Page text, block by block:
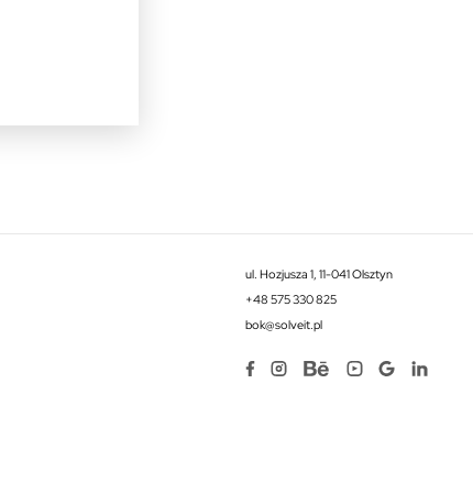
ul. Hozjusza 1, 11-041 Olsztyn
+48 575 330 825
bok@solveit.pl